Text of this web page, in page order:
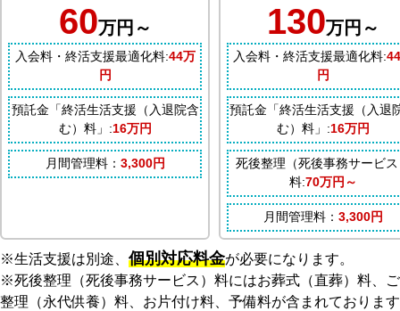
60万円～
入会料・終活支援最適化料:44万
円
預託金「終活生活支援（入退院含
む）料」:16万円
月間管理料： 3,300円
130万円～
入会料・終活支援最適化料:
円
預託金「終活生活支援（入退
む）料」:16万円
死後整理（死後事務サービ
料:70万円～
月間管理料：3,300円
※生活支援は別途、 個別対応料金が必要になります。
※死後整理（死後事務サービス）料にはお葬式（直葬）料、
整理（永代供養）料、お片付け料、予備料が含まれておりま